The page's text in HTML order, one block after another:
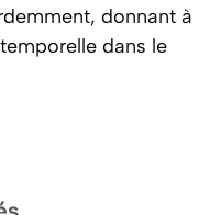
donnant à
dans le